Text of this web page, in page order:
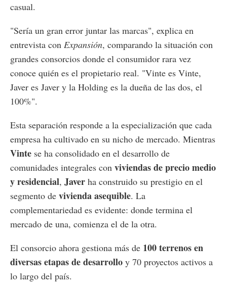
casual.
"Sería un gran error juntar las marcas", explica en
entrevista con Expansión, comparando la situación con
grandes consorcios donde el consumidor rara vez
conoce quién es el propietario real. "Vinte es Vinte,
Javer es Javer y la Holding es la dueña de las dos, el
100%".
Esta separación responde a la especialización que cada
empresa ha cultivado en su nicho de mercado. Mientras
Vinte se ha consolidado en el desarrollo de
comunidades integrales con viviendas de precio medio
y residencial, Javer ha construido su prestigio en el
segmento de vivienda asequible. La
complementariedad es evidente: donde termina el
mercado de una, comienza el de la otra.
El consorcio ahora gestiona más de 100 terrenos en
diversas etapas de desarrollo y 70 proyectos activos a
lo largo del país.